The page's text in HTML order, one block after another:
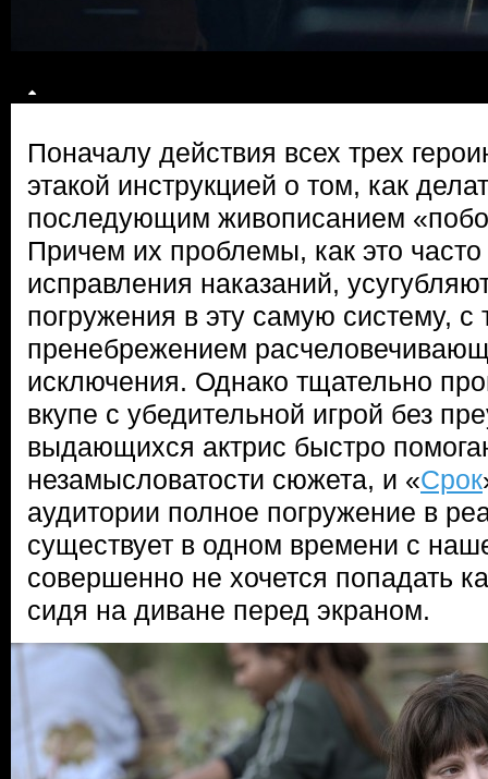
Поначалу действия всех трех
этакой инструкцией о том, как
последующим живописанием
Причем их проблемы, как это
исправления наказаний,
погружения в эту самую систему, с
пренебрежением
исключения. Однако тщательно
вкупе с убедительной игрой без
выдающихся актрис быстро
незамысловатости сюжета, и «Срок
аудитории полное погружение в
существует в одном времени с
совершенно не хочется попадать
сидя на диване перед экраном.